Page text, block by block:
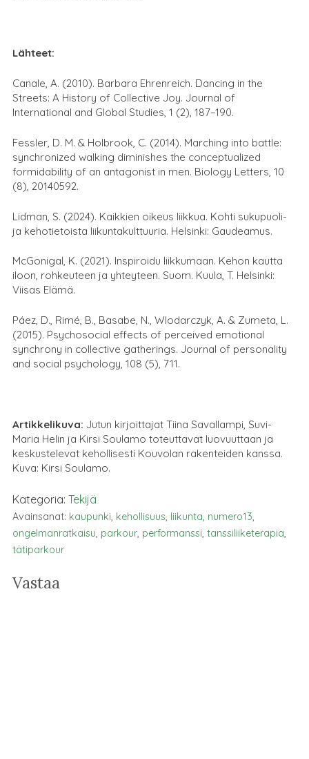
Lähteet:
Canale, A. (2010). Barbara Ehrenreich. Dancing in the
Streets: A History of Collective Joy. Journal of
International and Global Studies, 1 (2), 187–190.
Fessler, D. M. & Holbrook, C. (2014). Marching into battle:
synchronized walking diminishes the conceptualized
formidability of an antagonist in men. Biology Letters, 10
(8), 20140592.
Lidman, S. (2024). Kaikkien oikeus liikkua. Kohti sukupuoli-
ja kehotietoista liikuntakulttuuria. Helsinki: Gaudeamus.
McGonigal, K. (2021). Inspiroidu liikkumaan. Kehon kautta
iloon, rohkeuteen ja yhteyteen. Suom. Kuula, T. Helsinki:
Viisas Elämä.
Páez, D., Rimé, B., Basabe, N., Wlodarczyk, A. & Zumeta, L.
(2015). Psychosocial effects of perceived emotional
synchrony in collective gatherings. Journal of personality
and social psychology, 108 (5), 711.
Artikkelikuva: Jutun kirjoittajat Tiina Savallampi, Suvi-
Maria Helin ja Kirsi Soulamo toteuttavat luovuuttaan ja
keskustelevat kehollisesti Kouvolan rakenteiden kanssa.
Kuva: Kirsi Soulamo.
Kategoria: Tekijä
Avainsanat: kaupunki, kehollisuus, liikunta, numero13,
ongelmanratkaisu, parkour, performanssi, tanssiliiketerapia,
tätiparkour
Vastaa